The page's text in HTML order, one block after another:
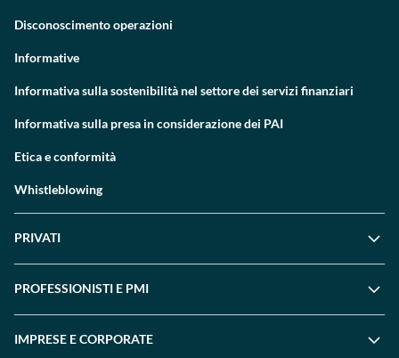
Disconoscimento operazioni
Informative
Informativa sulla sostenibilità nel settore dei servizi finanziari
Informativa sulla presa in considerazione dei PAI
Etica e conformità
Whistleblowing
PRIVATI
PROFESSIONISTI E PMI
IMPRESE E CORPORATE